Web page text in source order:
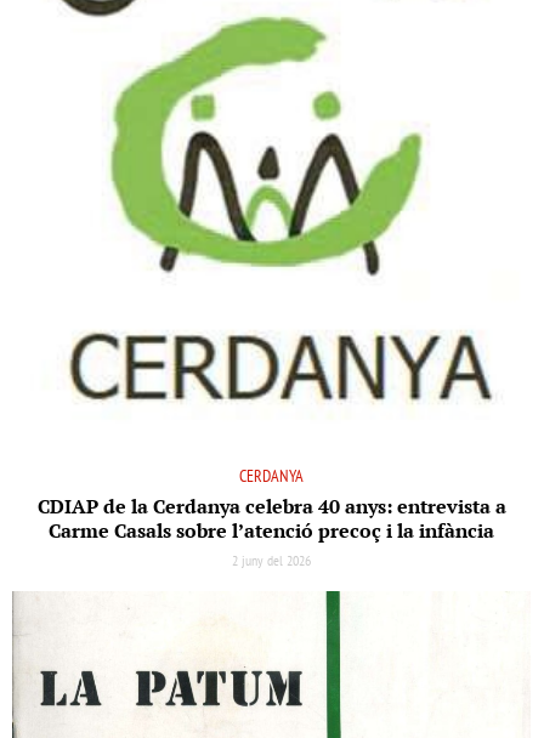
CERDANYA
CDIAP de la Cerdanya celebra 40 anys: entrevista a
Carme Casals sobre l’atenció precoç i la infància
2 juny del 2026